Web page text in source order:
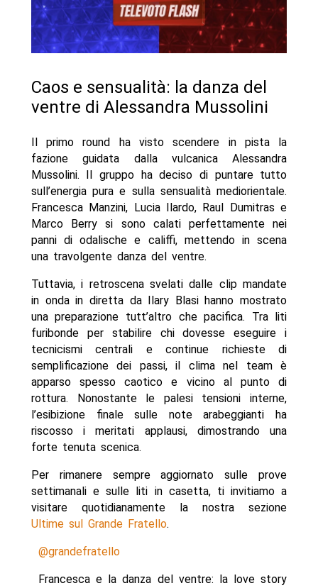
Caos e sensualità: la danza del
ventre di Alessandra Mussolini
Il primo round ha visto scendere in pista la
fazione guidata dalla vulcanica Alessandra
Mussolini. Il gruppo ha deciso di puntare tutto
sull’energia pura e sulla sensualità mediorientale.
Francesca Manzini, Lucia Ilardo, Raul Dumitras e
Marco Berry si sono calati perfettamente nei
panni di odalische e califfi, mettendo in scena
una travolgente danza del ventre.
Tuttavia, i retroscena svelati dalle clip mandate
in onda in diretta da Ilary Blasi hanno mostrato
una preparazione tutt’altro che pacifica. Tra liti
furibonde per stabilire chi dovesse eseguire i
tecnicismi centrali e continue richieste di
semplificazione dei passi, il clima nel team è
apparso spesso caotico e vicino al punto di
rottura. Nonostante le palesi tensioni interne,
l’esibizione finale sulle note arabeggianti ha
riscosso i meritati applausi, dimostrando una
forte tenuta scenica.
Per rimanere sempre aggiornato sulle prove
settimanali e sulle liti in casetta, ti invitiamo a
visitare quotidianamente la nostra sezione
Ultime sul Grande Fratello.
@grandefratello
Francesca e la danza del ventre: la love story